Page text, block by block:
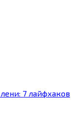
7 лайфхаков